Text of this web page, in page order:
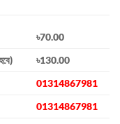
৳70.00
৳130.00
01314867981
01314867981